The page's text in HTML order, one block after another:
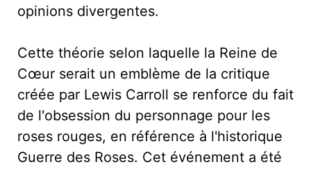
opinions divergentes.
Cette théorie selon laquelle la Reine de
Cœur serait un emblème de la critique
créée par Lewis Carroll se renforce du fait
de l'obsession du personnage pour les
roses rouges, en référence à l'historique
Guerre des Roses. Cet événement a été